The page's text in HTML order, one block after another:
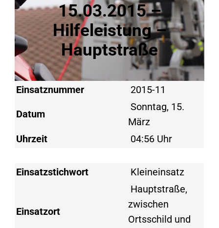
15.03.2015 –
Hilfeleistung –
Hauptstraße
Einsatznummer 2015-11
Datum
Sonntag, 15.
März
Uhrzeit
04:56 Uhr
Einsatzstichwort Kleineinsatz
Einsatzort
Hauptstraße,
zwischen
Ortsschild und